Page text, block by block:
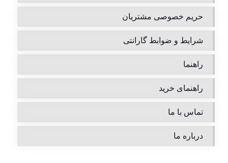
حریم خصوصی مشتریان
شرایط و ضوابط گارانتی
راهنما
راهنمای خرید
تماس با ما
درباره ما